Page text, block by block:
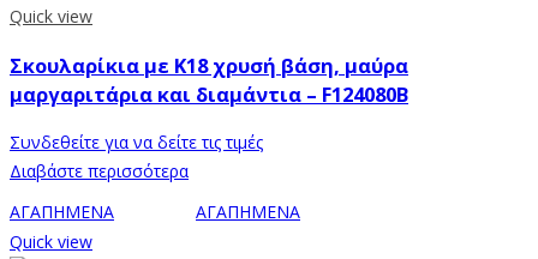
Quick view
Σκουλαρίκια με Κ18 χρυσή βάση, μαύρα
μαργαριτάρια και διαμάντια – F124080B
Συνδεθείτε για να δείτε τις τιμές
Διαβάστε περισσότερα
ΑΓΑΠΗΜΕΝΑ
ΑΓΑΠΗΜΕΝΑ
Quick view